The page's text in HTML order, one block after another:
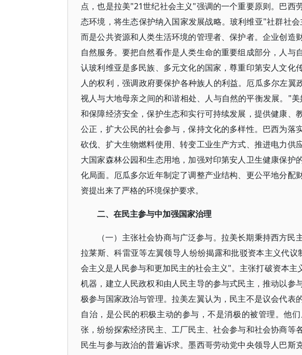
点，也是拉美"21世纪社会主义"强调的一个重要原则。巴西
态环境，将生态保护纳入国家发展战略。玻利维亚"社群社
而是公共资源和人类生活环境的管理者、保护者。企业创造
自然服务。要把自然看作是人类生命的重要组成部分，人与
认玻利维亚是多民族、多元文化的国家，尊重印第安人文化
人的权利，强调政府要保护各种族人的利益。厄瓜多尔左
视人与大地母亲之间的和谐相处、人与自然的平衡发展。"
和保障经济安全，保护生态和实行可持续发展，提供健康、
公正，扩大公民的社会参与，保持文化的多样性。巴西为落
砍伐、扩大生物燃料使用、转变工业生产方式、推进电力供
大国家森林公园和生态用地，加强对印第安人卫生健康保护
化局面。厄瓜多尔近年制定了调整产业结构、更公平地分配
资提出来了严格的环境保护要求。
二、在民主参与中加强国家治理
（一）主张社会协商与广泛参与。拉美长期秉持西方
拉莱斯、科雷亚等左翼领导人纷纷揭露和批驳资本主义代
会主义是人民参与和更加民主的社会主义"。主张打破资本
机器，建立人民政权和由人民主导的参与式民主，推动以参
极参与国家政治与管理。拉美左翼认为，民主不是议会代表
自治，是公民的积极主动的参与，不是消极的被管理。他
张，纷纷探索经济民主、工厂民主、社会参与和社会协商等
民生与参与政治的普遍诉求。墨西哥劳动党中央领导人巴斯